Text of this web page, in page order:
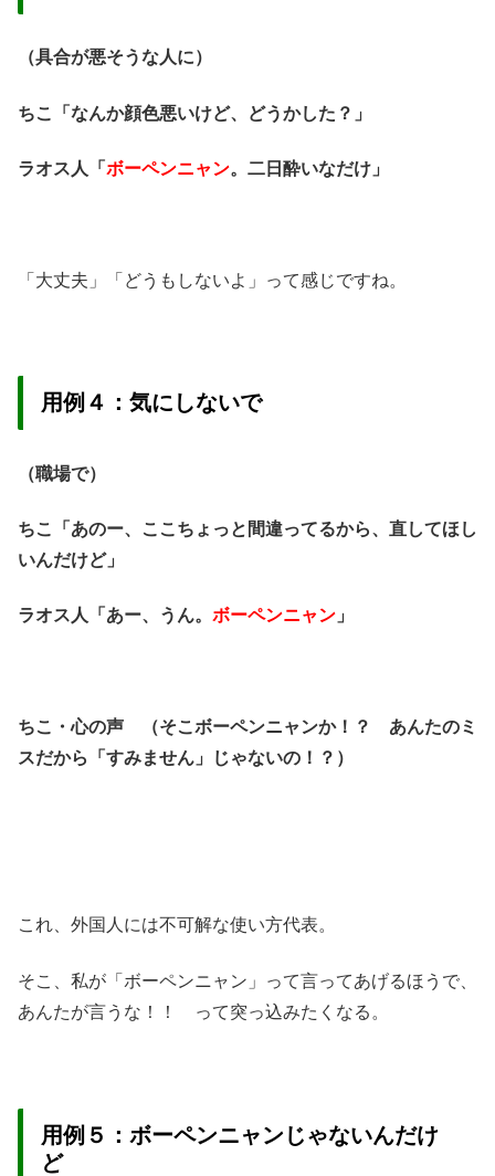
（具合が悪そうな人に）
ちこ「なんか顔色悪いけど、どうかした？」
ラオス人「 ボーペンニャン。二日酔いなだけ」
「大丈夫」「どうもしないよ」って感じですね。
用例４：気にしないで
（職場で）
ちこ「あのー、ここちょっと間違ってるから、直してほし
いんだけど」
ラオス人「あー、うん。 ボーペンニャン 」
ちこ・心の声 （そこボーペンニャンか！？ あんたのミ
スだから「すみません」じゃないの！？）
これ、外国人には不可解な使い方代表。
そこ、私が「ボーペンニャン」って言ってあげるほうで、
あんたが言うな！！ って突っ込みたくなる。
用例５：ボーペンニャンじゃないんだけ
ど